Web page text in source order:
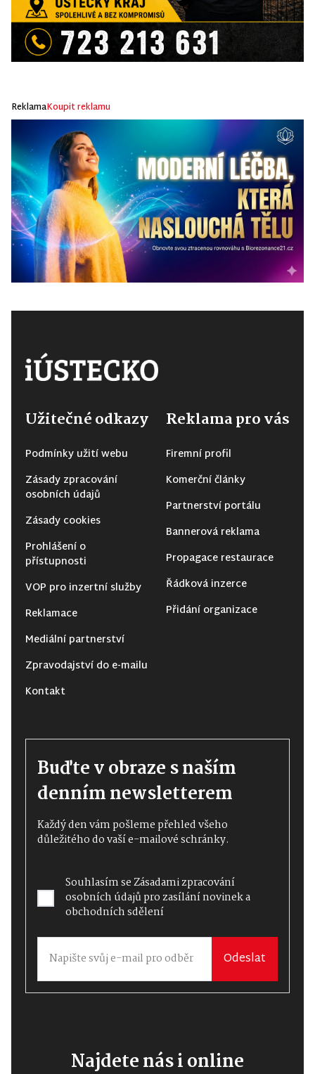
ReklamaKoupit reklamu
Užitečné odkazy
Podmínky užití webu
Zásady zpracování
osobních údajů
Zásady cookies
Prohlášení o
přístupnosti
VOP pro inzertní služby
Reklamace
Mediální partnerství
Zpravodajství do e-mailu
Kontakt
Reklama pro vás
Firemní profil
Komerční články
Partnerství portálu
Bannerová reklama
Propagace restaurace
Řádková inzerce
Přidání organizace
Buďte v obraze s naším
denním newsletterem
Každý den vám pošleme přehled všeho
důležitého do vaší e-mailové schránky.
Souhlasím seZásadami zpracování
osobních údajůpro zasílání novinek a
obchodních sdělení
Odeslat
Najdete nás i online